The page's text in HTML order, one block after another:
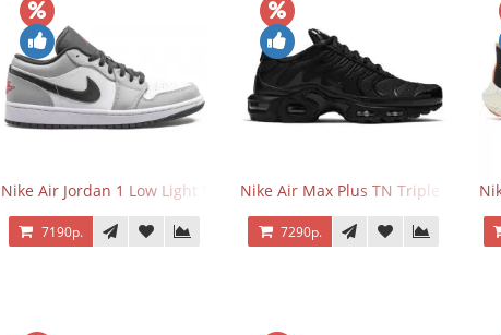
Nike Air Jordan 1 Low Light Smoke Grey
7190р.
Nike Air Max Plus TN Triple Black
7290р.